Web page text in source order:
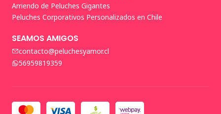
Arriendo de Peluches Gigantes
Peluches Corporativos Personalizados en Chile
SEAMOS AMIGOS
contacto@peluchesyamor.cl
56959819359